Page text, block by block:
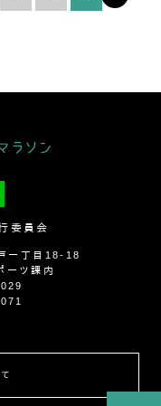
委員会
一丁目18-18
ーツ課内